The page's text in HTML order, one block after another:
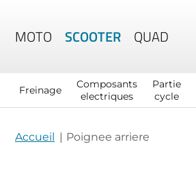
MOTO SCOOTER QUAD
Freinage
Composants
electriques
Partie
cycle
Accueil Poignee arriere